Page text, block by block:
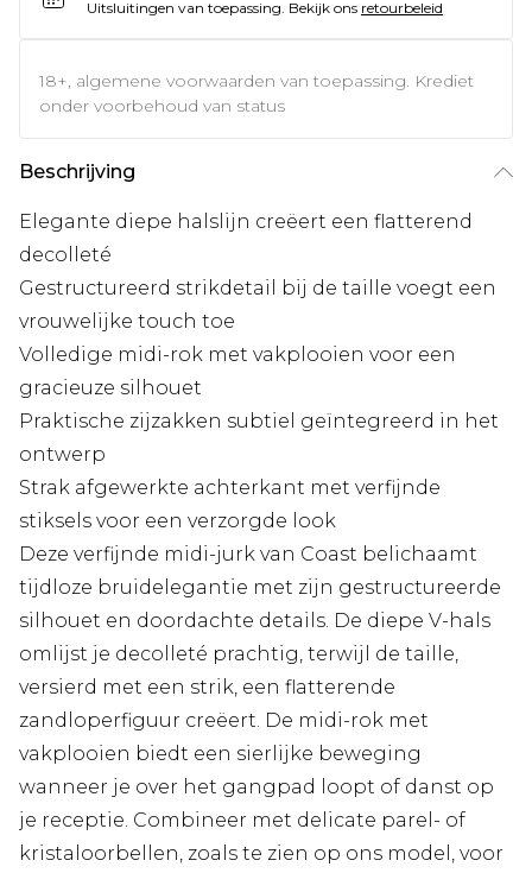
Uitsluitingen van toepassing. Bekijk ons retourbeleid
18+, algemene voorwaarden van toepassing. Krediet
onder voorbehoud van status
Beschrijving
Elegante diepe halslijn creëert een flatterend
decolleté
Gestructureerd strikdetail bij de taille voegt een
vrouwelijke touch toe
Volledige midi-rok met vakplooien voor een
gracieuze silhouet
Praktische zijzakken subtiel geïntegreerd in het
ontwerp
Strak afgewerkte achterkant met verfijnde
stiksels voor een verzorgde look
Deze verfijnde midi-jurk van Coast belichaamt
tijdloze bruidelegantie met zijn gestructureerde
silhouet en doordachte details. De diepe V-hals
omlijst je decolleté prachtig, terwijl de taille,
versierd met een strik, een flatterende
zandloperfiguur creëert. De midi-rok met
vakplooien biedt een sierlijke beweging
wanneer je over het gangpad loopt of danst op
je receptie. Combineer met delicate parel- of
kristaloorbellen, zoals te zien op ons model, voor